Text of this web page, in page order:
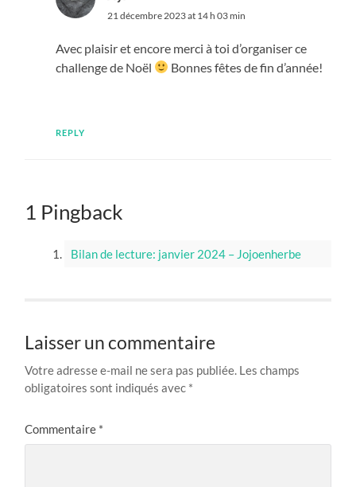
21 décembre 2023 at 14 h 03 min
Avec plaisir et encore merci à toi d’organiser ce
challenge de Noël
Bonnes fêtes de fin d’année!
REPLY
1 Pingback
Bilan de lecture: janvier 2024 – Jojoenherbe
Laisser un commentaire
Votre adresse e-mail ne sera pas publiée. Les champs
obligatoires sont indiqués avec *
Commentaire *